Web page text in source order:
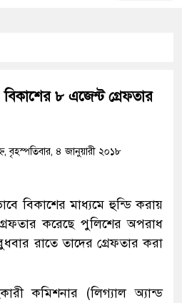
বিকাশের ৮ এজেন্ট গ্রেফতার
বৃহস্পতিবার, ৪ জানুয়ারী ২০১৮
বিকাশের মাধ্যমে হুন্ডি করায়
করেছে পুলিশের অপরাধ
রাতে তাদের গ্রেফতার করা
কমিশনার (লিগ্যাল অ্যান্ড